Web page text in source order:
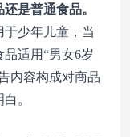
是普通食品。
于少年儿童，当
适用“男女6岁
内容构成对商品
。